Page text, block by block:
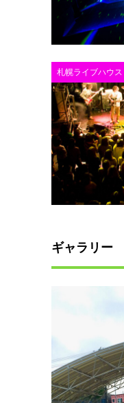
札幌ライブハウス
ギャラリー